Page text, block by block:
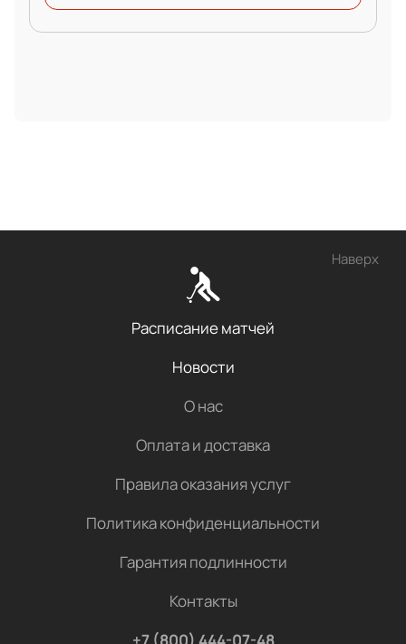
Наверх
Расписание матчей
Новости
О нас
Оплата и доставка
Правила оказания услуг
Политика конфиденциальности
Гарантия подлинности
Контакты